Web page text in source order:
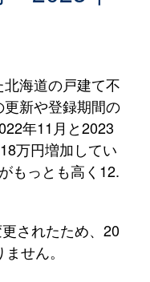
海道の戸建て不
新や登録期間の
年11月と2023
万円増加してい
もっとも高く12.
されたため、20
せん。